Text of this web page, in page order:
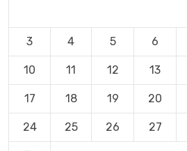
3 4 5 6
10 11 12 13
17 18 19 20
24 25 26 27